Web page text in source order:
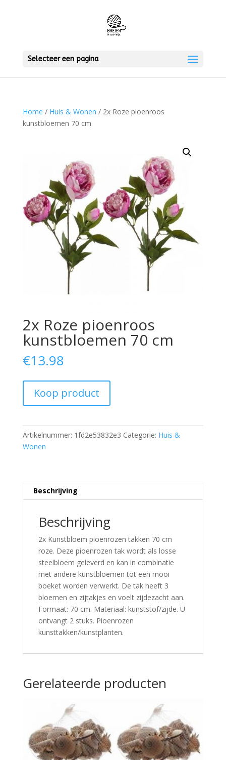
Selecteer een pagina
Home / Huis & Wonen / 2x Roze pioenroos
kunstbloemen 70 cm
2x Roze pioenroos
kunstbloemen 70 cm
€13.98
Koop product
Artikelnummer: 1fd2e53832e3 Categorie: Huis &
Wonen
Beschrijving
Beschrijving
2x Kunstbloem pioenrozen takken 70 cm
roze. Deze pioenrozen tak wordt als losse
steelbloem geleverd en kan in combinatie
met andere kunstbloemen tot een mooi
boeket worden verwerkt. De tak heeft 3
bloemen en zijtakjes en voelt zijdezacht aan.
Formaat: 70 cm. Materiaal: kunststof/zijde. U
ontvangt 2 stuks. Pioenrozen
kunsttakken/kunstplanten.
Gerelateerde producten